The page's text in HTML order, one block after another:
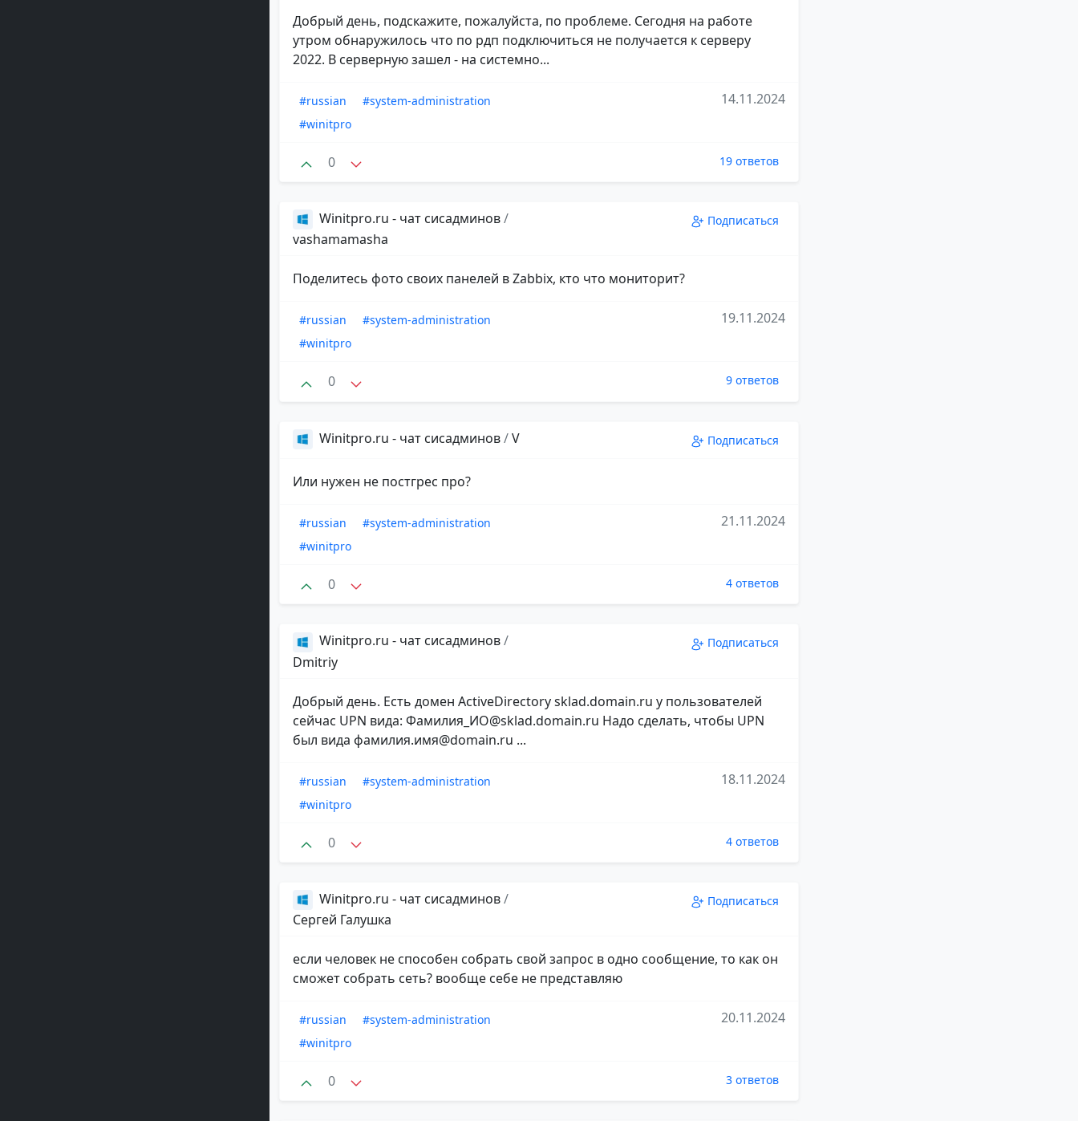
Добрый день, подскажите, пожалуйста, по проблеме. Сегодня на работе
утром обнаружилось что по рдп подключиться не получается к серверу
2022. В серверную зашел - на системно...
#russian
#system-administration
#winitpro
14.11.2024
0 19 ответов
Winitpro.ru - чат сисадминов/
vashamamasha
Подписаться
Поделитесь фото своих панелей в Zabbix, кто что мониторит?
#russian
#system-administration
#winitpro
19.11.2024
0 9 ответов
Winitpro.ru - чат сисадминов/V Подписаться
Или нужен не постгрес про?
#russian
#system-administration
#winitpro
21.11.2024
0 4 ответов
Winitpro.ru - чат сисадминов/
Dmitriy
Подписаться
Добрый день. Есть домен ActiveDirectory sklad.domain.ru у пользователей
сейчас UPN вида: Фамилия_ИО@sklad.domain.ru Надо сделать, чтобы UPN
был вида фамилия.имя@domain.ru ...
#russian
#system-administration
#winitpro
18.11.2024
0 4 ответов
Winitpro.ru - чат сисадминов/
Сергей Галушка
Подписаться
если человек не способен собрать свой запрос в одно сообщение, то как он
сможет собрать сеть? вообще себе не представляю
#russian
#system-administration
#winitpro
20.11.2024
0 3 ответов